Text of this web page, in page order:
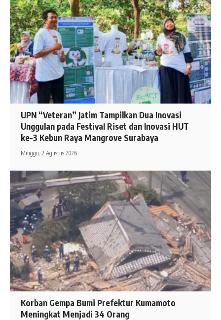
UPN “Veteran” Jatim Tampilkan Dua Inovasi
Unggulan pada Festival Riset dan Inovasi HUT
ke-3 Kebun Raya Mangrove Surabaya
Minggu, 2 Agustus 2026
Korban Gempa Bumi Prefektur Kumamoto
Meningkat Menjadi 34 Orang